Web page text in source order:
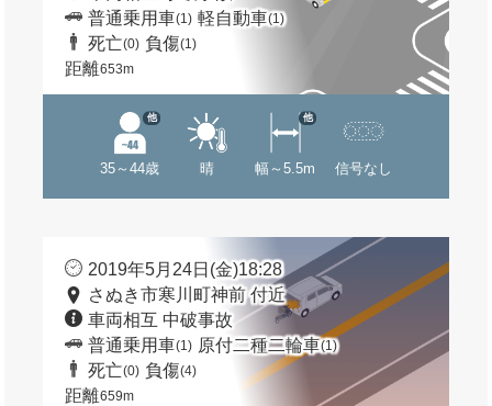
普通乗用車(1) 軽自動車(1)
死亡(0) 負傷(1)
距離653m
35～44歳
他
晴 幅～5.5m
他
信号なし
2019年5月24日(金)18:28
さぬき市寒川町神前 付近
車両相互 中破事故
普通乗用車(1) 原付二種二輪車(1)
死亡(0) 負傷(4)
距離659m